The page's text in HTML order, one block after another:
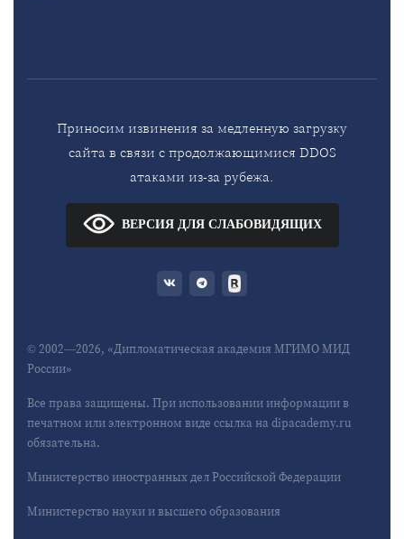
Приносим извинения за медленную загрузку
сайта в связи с продолжающимися DDOS
атаками из-за рубежа.
ВЕРСИЯ ДЛЯ СЛАБОВИДЯЩИХ
© 2002—2026, «Дипломатическая академия МГИМО МИД
России»
Все права защищены. При использовании информации в
печатном или электронном виде ссылка на dipacademy.ru
обязательна.
Министерство иностранных дел Российской Федерации
Министерство науки и высшего образования